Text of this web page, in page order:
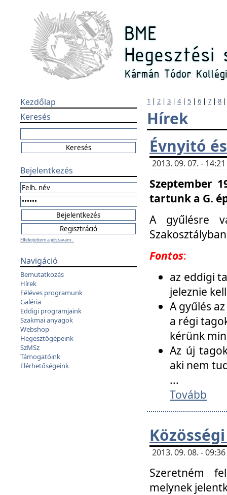
Kezdőlap
Keresés
Bejelentkezés
Elfelejtettem a jelszavam...
Navigáció
Bemutatkozás
Hírek
Féléves programunk
Galéria
Eddigi programjaink
Szakmai anyagok
Webshop
Hegesztőgépeink
SzMSz
Támogatóink
Elérhetőségeink
1 | 2 | 3 | 4| 5 | 6 | 7 | 8
Hírek
Évnyitó
2013. 09. 07. -
Szeptember
tartunk a G.
A gyűlésre
Fontos:
az eddigi
jeleznie
A gyűlés
a régi
kérünk
Az új
aki nem
...
Tovább
2013. 09. 08. -
Szeretném
melynek